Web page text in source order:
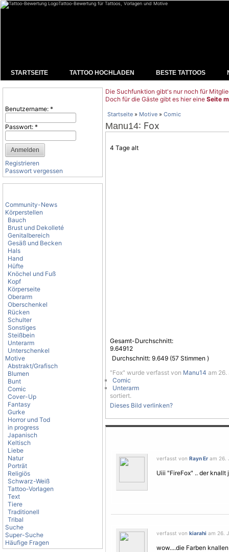
Tattoo-Bewertung für Tattoos, Vorlagen und Motive
STARTSEITE TATTOO HOCHLADEN BESTE TATTOOS
Benutzername: *
Passwort: *
Registrieren
Passwort vergessen
Community-News
Körperstellen
Bauch
Brust und Dekolleté
Genitalbereich
Gesäß und Becken
Hals
Hand
Hüfte
Knöchel und Fuß
Kopf
Körperseite
Oberarm
Oberschenkel
Rücken
Schulter
Sonstiges
Steißbein
Unterarm
Unterschenkel
Motive
Abstrakt/Grafisch
Blumen
Bunt
Comic
Cover-Up
Fantasy
Gurke
Horror und Tod
in progress
Japanisch
Keltisch
Liebe
Natur
Porträt
Religiös
Schwarz-Weiß
Tattoo-Vorlagen
Text
Tiere
Traditionell
Tribal
Suche
Super-Suche
Häufige Fragen
Die Suchfunktion gibt's nur noch für
Doch für die Gäste gibt es hier eine Seite
Startseite » Motive » Comic
Manu14: Fox
4 Tage alt
Gesamt-Durchschnitt:
9.64912
Durchschnitt: 9.649 (57 Stimmen )
"Fox" wurde verfasst von Manu14 am
Comic
Unterarm
sortiert.
Dieses Bild verlinken?
verfasst von Rayn Er am 26.
Uiii "FireFox" .. der
verfasst von kiarahi am 26.
wow....die Farben